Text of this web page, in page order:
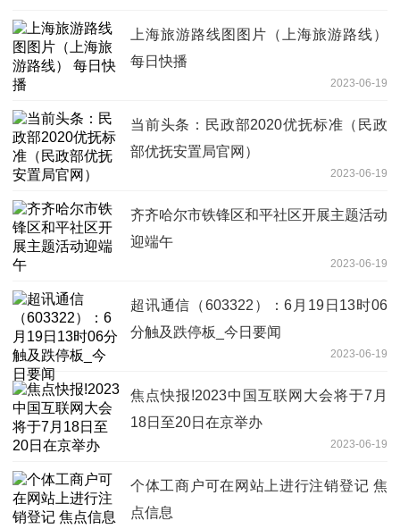
上海旅游路线图图片（上海旅游路线）
每日快播
2023-06-19
当前头条：民政部2020优抚标准（民政
部优抚安置局官网）
2023-06-19
齐齐哈尔市铁锋区和平社区开展主题活动
迎端午
2023-06-19
超讯通信（603322）：6月19日13时06
分触及跌停板_今日要闻
2023-06-19
焦点快报!2023中国互联网大会将于7月
18日至20日在京举办
2023-06-19
个体工商户可在网站上进行注销登记 焦
点信息